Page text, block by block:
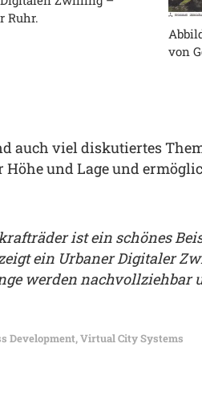
Ruhr.
von
auch viel diskutiertes
und Lage und
so zum Beispiel vom
Nicht nur, wie es in